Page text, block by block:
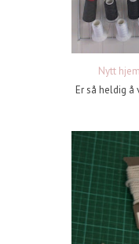
Nytt
Er så heldig å